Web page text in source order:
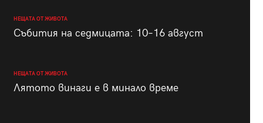
НЕЩАТА ОТ ЖИВОТА
Събития на седмицата: 10–16 август
НЕЩАТА ОТ ЖИВОТА
Лятото винаги е в минало време